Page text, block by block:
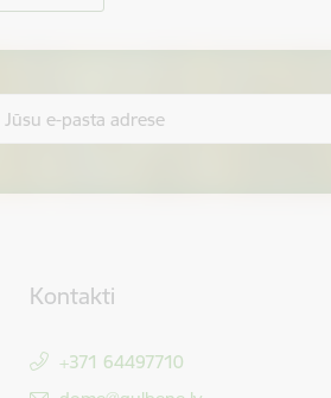
Kontakti
+371 64497710